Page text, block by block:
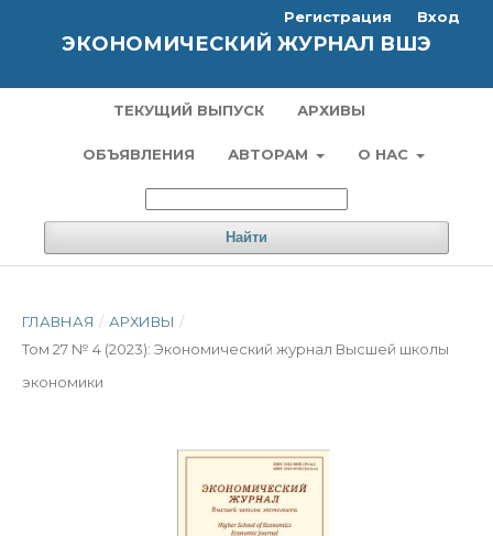
ЭКОНОМИЧЕСКИЙ ЖУРНАЛ ВШЭ
ТЕКУЩИЙ ВЫПУСК АРХИВЫ
ОБЪЯВЛЕНИЯ АВТОРАМ О НАС
Найти
Регистрация Вход
ГЛАВНАЯ / АРХИВЫ /
Том 27 № 4 (2023): Экономический журнал Высшей школы
экономики